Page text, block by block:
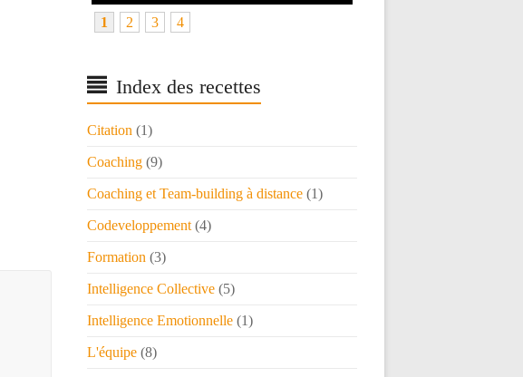
1 2 3 4
Index des recettes
Citation (1)
Coaching(9)
Coaching et Team-building à distance(1)
Codeveloppement(4)
Formation (3)
Intelligence Collective(5)
Intelligence Emotionnelle(1)
L'équipe(8)